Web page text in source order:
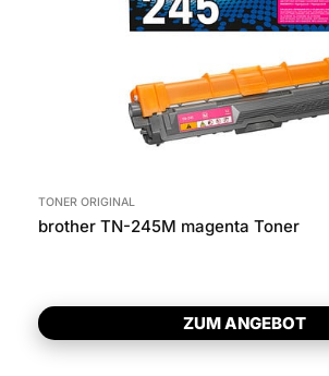
TONER ORIGINAL
brother TN-245M magenta Toner
ZUM ANGEBOT